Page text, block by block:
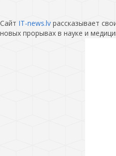
Сайт IT-news.lv рассказывает
новых прорывах в науке и